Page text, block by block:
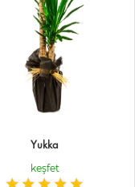
Yukka
keşfet